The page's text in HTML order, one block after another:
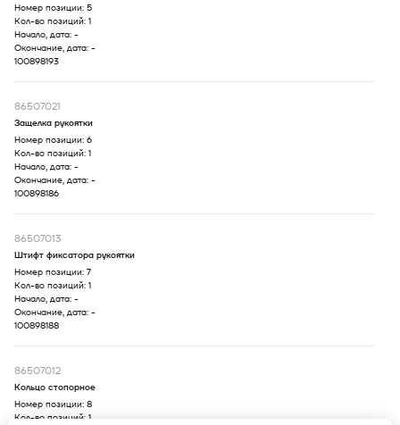
Номер позиции: 5
Кол-во позиций: 1
Начало, дата: -
Окончание, дата: -
100898193
86507021
Номер позиции: 6
Кол-во позиций: 1
Начало, дата: -
Окончание, дата: -
100898186
Защелка рукоятки
86507013
Номер позиции: 7
Кол-во позиций: 1
Начало, дата: -
Окончание, дата: -
100898188
Штифт фиксатора рукоятки
86507012
Номер позиции: 8
Кол-во позиций: 1
Кольцо стопорное